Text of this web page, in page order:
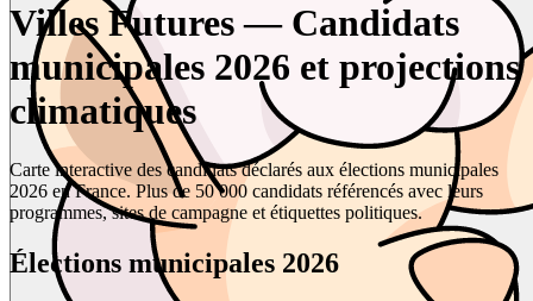
Villes Futures — Candidats
municipales 2026 et projections
climatiques
Carte interactive des candidats déclarés aux élections municipales
2026 en France. Plus de 50 000 candidats référencés avec leurs
programmes, sites de campagne et étiquettes politiques.
Élections municipales 2026